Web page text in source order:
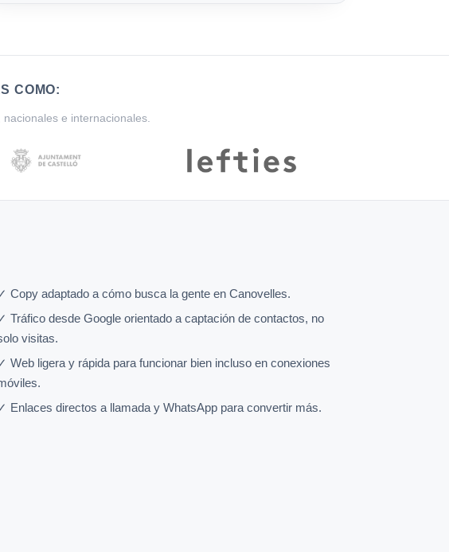
COMO:
e internacionales.
Copy adaptado a cómo busca la gente en Canovelles.
Tráfico desde Google orientado a captación de contactos, no
visitas.
Web ligera y rápida para funcionar bien incluso en conexiones
Enlaces directos a llamada y WhatsApp para convertir más.